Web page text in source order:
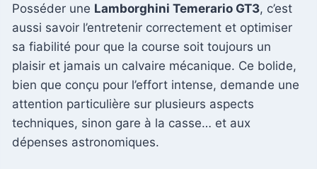
Posséder une Lamborghini Temerario GT3, c’est
aussi savoir l’entretenir correctement et optimiser
sa fiabilité pour que la course soit toujours un
plaisir et jamais un calvaire mécanique. Ce bolide,
bien que conçu pour l’effort intense, demande une
attention particulière sur plusieurs aspects
techniques, sinon gare à la casse… et aux
dépenses astronomiques.